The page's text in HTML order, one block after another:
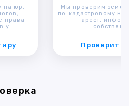
на юр.
права
у
Мы проверим
по кадастровому
арест,
Проверить